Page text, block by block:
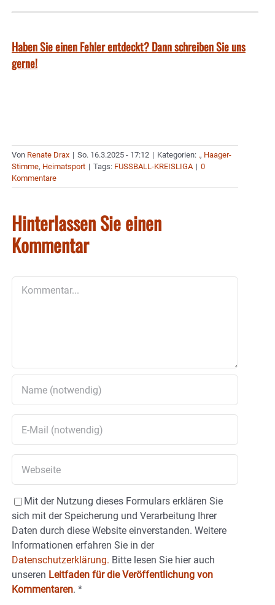
Haben Sie einen Fehler entdeckt? Dann schreiben Sie uns
gerne!
Von Renate Drax | So. 16.3.2025 - 17:12 | Kategorien: ., Haager-
Stimme, Heimatsport | Tags: FUSSBALL-KREISLIGA | 0
Kommentare
Hinterlassen Sie einen
Kommentar
Mit der Nutzung dieses Formulars erklären Sie
sich mit der Speicherung und Verarbeitung Ihrer
Daten durch diese Website einverstanden. Weitere
Informationen erfahren Sie in der
Datenschutzerklärung. Bitte lesen Sie hier auch
unseren Leitfaden für die Veröffentlichung von
Kommentaren. *